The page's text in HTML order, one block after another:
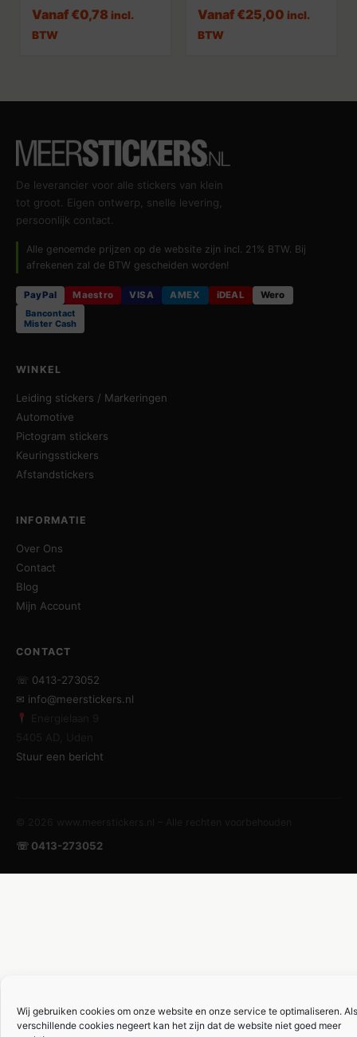
Wij gebruiken cookies om onze website en onze service te optimaliseren.
verschillende cookies negeert kan het zijn dat de website niet goed meer
Vanaf €0,78 incl.
BTW
Vanaf €25,00 incl.
BTW
De leverancier voor alle stickers van klein
tot groot. Eigen ontwerp, snelle levering,
persoonlijk contact.
Alle genoemde prijzen op de website zijn incl. 21% BTW. Bij
afrekenen zal de BTW gescheiden worden!
PayPal Maestro VISA AMEX iDEAL
Wero
Bancontact
Mister Cash
WINKEL
Leiding stickers / Markeringen
Automotive
Pictogram stickers
Keuringsstickers
Afstandstickers
INFORMATIE
Over Ons
Contact
Blog
Mijn Account
CONTACT
☏ 0413-273052
✉ info@meerstickers.nl
Stuur een bericht
☏ 0413-273052